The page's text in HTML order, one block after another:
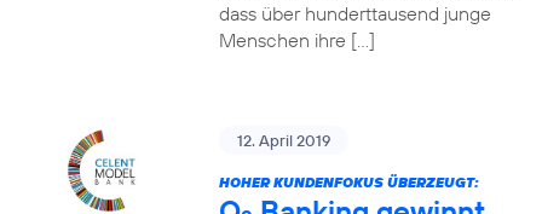
dass über hunderttausend junge
Menschen ihre […]
12. April 2019
HOHER KUNDENFOKUS ÜBERZEUGT: